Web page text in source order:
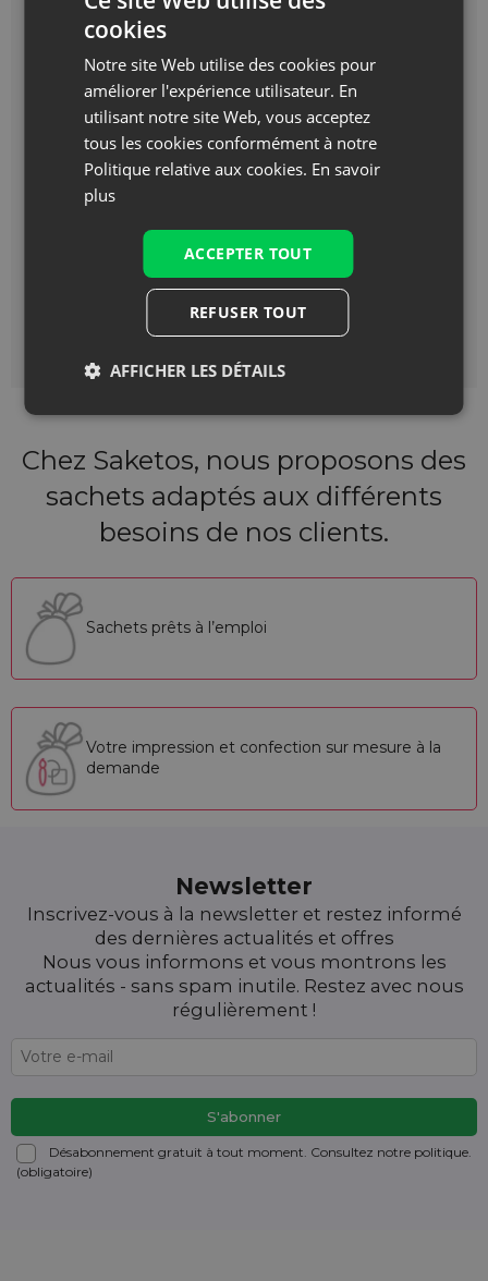
Chez Saketos, nous proposons des
sachets adaptés aux différents
besoins de nos clients.
Sachets prêts à l’emploi
Votre impression et confection sur mesure à la
demande
Newsletter
Inscrivez-vous à la newsletter et restez informé
des dernières actualités et offres
Nous vous informons et vous montrons les
actualités - sans spam inutile. Restez avec nous
régulièrement !
Désabonnement gratuit à tout moment. Consultez notre politique.
(obligatoire)
cookies
Notre site Web utilise des cookies pour
améliorer l'expérience utilisateur. En
utilisant notre site Web, vous acceptez
tous les cookies conformément à notre
Politique relative aux cookies. En savoir
plus
ACCEPTER TOUT
REFUSER TOUT
AFFICHER LES DÉTAILS